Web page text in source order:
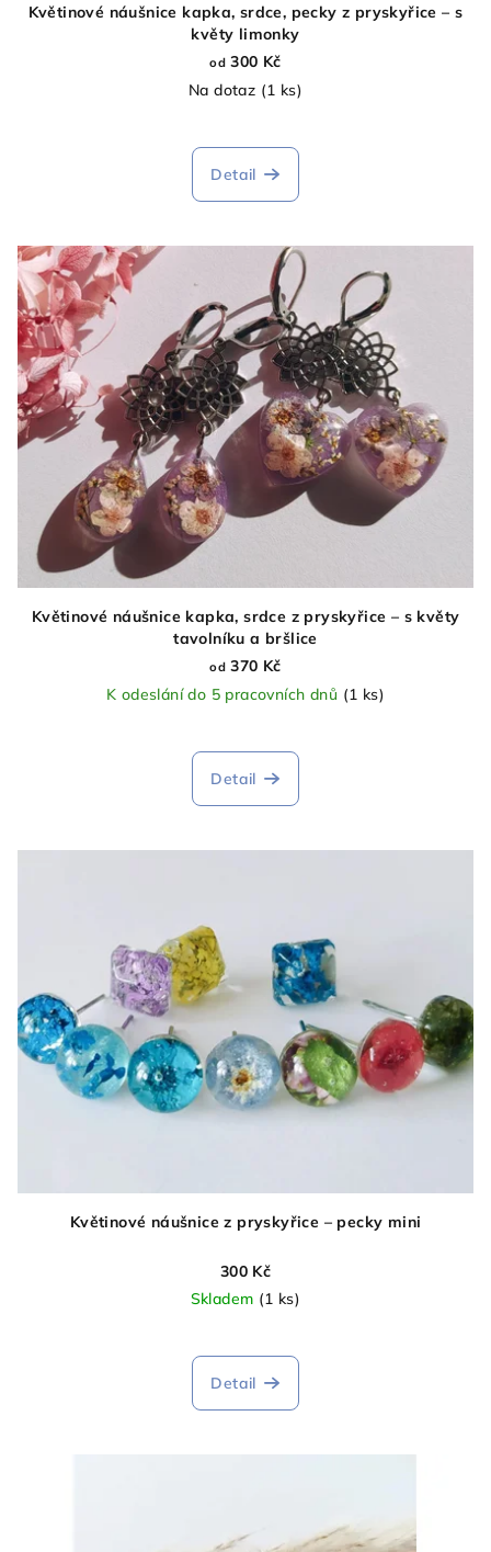
Květinové náušnice kapka, srdce, pecky z pryskyřice – s
květy limonky
od 300 Kč
Na dotaz (1 ks)
Detail
Květinové náušnice kapka, srdce z pryskyřice – s květy
tavolníku a bršlice
od 370 Kč
K odeslání do 5 pracovních dnů (1 ks)
Detail
Květinové náušnice z pryskyřice – pecky mini
300 Kč
Skladem (1 ks)
Detail